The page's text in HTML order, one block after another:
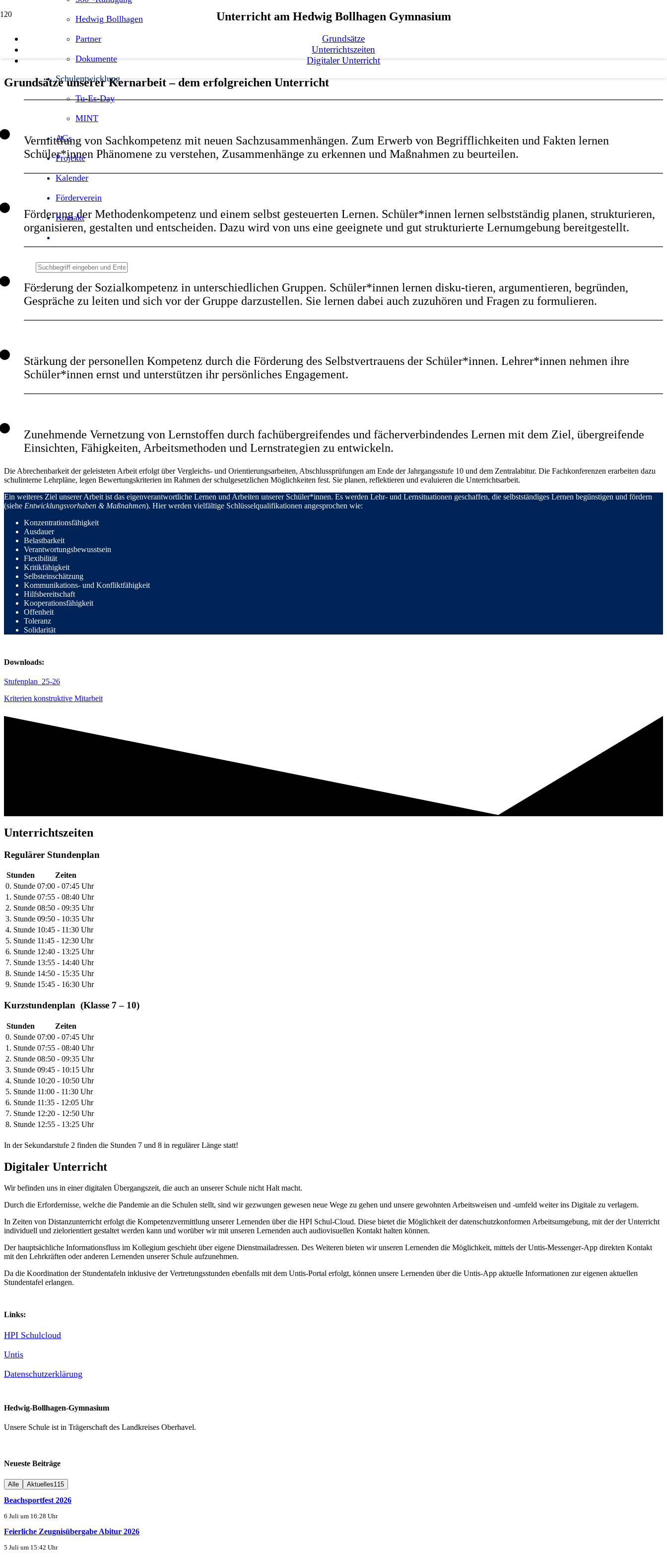
Hedwig Bollhagen
Partner
Dokumente
Schulentwicklung
Tu-Es-Day
MINT
AGs
Projekte
Kalender
Förderverein
Kontakt
Unterricht am Hedwig Bollhagen Gymnasium
Grundsätze
Unterrichtszeiten
Digitaler Unterricht
Grundsätze unserer Kernarbeit – dem erfolgreichen Unterricht
Vermittlung von Sachkompetenz mit neuen Sachzusammenhängen. Zum Erwerb von Begrifflichkeiten und Fakten lernen
Schüler*innen Phänomene zu verstehen, Zusammenhänge zu erkennen und Maßnahmen zu beurteilen.
Förderung der Methodenkompetenz und einem selbst gesteuerten Lernen. Schüler*innen lernen selbstständig planen, strukturieren,
organisieren, gestalten und entscheiden. Dazu wird von uns eine geeignete und gut strukturierte Lernumgebung bereitgestellt.
Förderung der Sozialkompetenz in unterschiedlichen Gruppen. Schüler*innen lernen disku-tieren, argumentieren, begründen,
Gespräche zu leiten und sich vor der Gruppe darzustellen. Sie lernen dabei auch zuzuhören und Fragen zu formulieren.
Stärkung der personellen Kompetenz durch die Förderung des Selbstvertrauens der Schüler*innen. Lehrer*innen nehmen ihre
Schüler*innen ernst und unterstützen ihr persönliches Engagement.
Zunehmende Vernetzung von Lernstoffen durch fachübergreifendes und fächerverbindendes Lernen mit dem Ziel, übergreifende
Einsichten, Fähigkeiten, Arbeitsmethoden und Lernstrategien zu entwickeln.
Die Abrechenbarkeit der geleisteten Arbeit erfolgt über Vergleichs- und Orientierungsarbeiten, Abschlussprüfungen am Ende der Jahrgangsstufe 10 und dem Zentralabitur. Die Fachkonferenzen erarbeiten dazu
schulinterne Lehrpläne, legen Bewertungskriterien im Rahmen der schulgesetzlichen Möglichkeiten fest. Sie planen, reflektieren und evaluieren die Unterrichtsarbeit.
Ein weiteres Ziel unserer Arbeit ist das eigenverantwortliche Lernen und Arbeiten unserer Schüler*innen. Es werden Lehr- und Lernsituationen geschaffen, die selbstständiges Lernen begünstigen und fördern
(siehe Entwicklungsvorhaben & Maßnahmen). Hier werden vielfältige Schlüsselqualifikationen angesprochen wie:
Konzentrationsfähigkeit
Ausdauer
Belastbarkeit
Verantwortungsbewusstsein
Flexibilität
Kritikfähigkeit
Selbsteinschätzung
Kommunikations- und Konfliktfähigkeit
Hilfsbereitschaft
Kooperationsfähigkeit
Offenheit
Toleranz
Solidarität
Downloads:
Stufenplan_25-26
Kriterien konstruktive Mitarbeit
Unterrichtszeiten
Regulärer Stundenplan
Stunden
Zeiten
0. Stunde 07:00 - 07:45 Uhr
1. Stunde 07:55 - 08:40 Uhr
2. Stunde 08:50 - 09:35 Uhr
3. Stunde 09:50 - 10:35 Uhr
4. Stunde 10:45 - 11:30 Uhr
5. Stunde 11:45 - 12:30 Uhr
6. Stunde 12:40 - 13:25 Uhr
7. Stunde 13:55 - 14:40 Uhr
8. Stunde 14:50 - 15:35 Uhr
9. Stunde 15:45 - 16:30 Uhr
Kurzstundenplan (Klasse 7 – 10)
Stunden
Zeiten
0. Stunde 07:00 - 07:45 Uhr
1. Stunde 07:55 - 08:40 Uhr
2. Stunde 08:50 - 09:35 Uhr
3. Stunde 09:45 - 10:15 Uhr
4. Stunde 10:20 - 10:50 Uhr
5. Stunde 11:00 - 11:30 Uhr
6. Stunde 11:35 - 12:05 Uhr
7. Stunde 12:20 - 12:50 Uhr
8. Stunde 12:55 - 13:25 Uhr
In der Sekundarstufe 2 finden die Stunden 7 und 8 in regulärer Länge statt!
Digitaler Unterricht
Wir befinden uns in einer digitalen Übergangszeit, die auch an unserer Schule nicht Halt macht.
Durch die Erfordernisse, welche die Pandemie an die Schulen stellt, sind wir gezwungen gewesen neue Wege zu gehen und unsere gewohnten Arbeitsweisen und -umfeld weiter ins Digitale zu verlagern.
In Zeiten von Distanzunterricht erfolgt die Kompetenzvermittlung unserer Lernenden über die HPI Schul-Cloud. Diese bietet die Möglichkeit der datenschutzkonformen Arbeitsumgebung, mit der der Unterricht
individuell und zielorientiert gestaltet werden kann und worüber wir mit unseren Lernenden auch audiovisuellen Kontakt halten können.
Der hauptsächliche Informationsfluss im Kollegium geschieht über eigene Dienstmailadressen. Des Weiteren bieten wir unseren Lernenden die Möglichkeit, mittels der Untis-Messenger-App direkten Kontakt
mit den Lehrkräften oder anderen Lernenden unserer Schule aufzunehmen.
Da die Koordination der Stundentafeln inklusive der Vertretungsstunden ebenfalls mit dem Untis-Portal erfolgt, können unsere Lernenden über die Untis-App aktuelle Informationen zur eigenen aktuellen
Stundentafel erlangen.
Links:
HPI Schulcloud
Untis
Datenschutzerklärung
Hedwig-Bollhagen-Gymnasium
Unsere Schule ist in Trägerschaft des Landkreises Oberhavel.
Neueste Beiträge
Alle Aktuelles115
Beachsportfest 2026
6 Juli um 16:28 Uhr
Feierliche Zeugnisübergabe Abitur 2026
5 Juli um 15:42 Uhr